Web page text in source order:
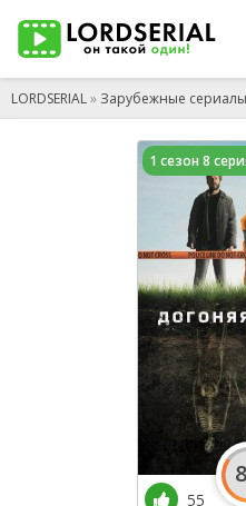
LORDSERIAL» Зарубежные сериалы
1 сезон 8
55